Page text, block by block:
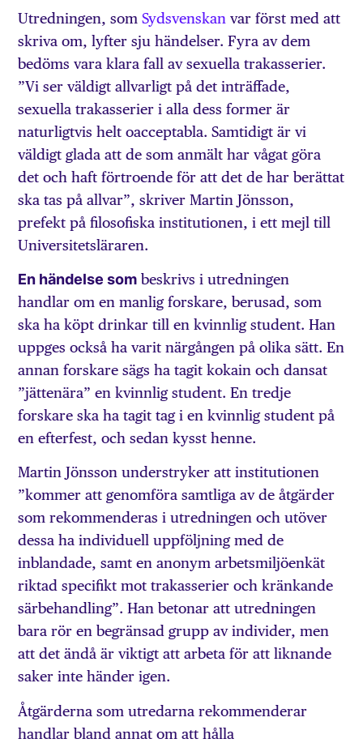
Utredningen, somSydsvenskan var först med att
skriva om, lyfter sju händelser. Fyra av dem
bedöms vara klara fall av sexuella trakasserier.
”Vi ser väldigt allvarligt på det inträffade,
sexuella trakasserier i alla dess former är
naturligtvis helt oacceptabla. Samtidigt är vi
väldigt glada att de som anmält har vågat göra
det och haft förtroende för att det de har berättat
ska tas på allvar”, skriver Martin Jönsson,
prefekt på filosofiska institutionen, i ett mejl till
Universitetsläraren.
En händelse som beskrivs i utredningen
handlar om en manlig forskare, berusad, som
ska ha köpt drinkar till en kvinnlig student. Han
uppges också ha varit närgången på olika sätt. En
annan forskare sägs ha tagit kokain och dansat
”jättenära” en kvinnlig student. En tredje
forskare ska ha tagit tag i en kvinnlig student på
en efterfest, och sedan kysst henne.
Martin Jönsson understryker att institutionen
”kommer att genomföra samtliga av de åtgärder
som rekommenderas i utredningen och utöver
dessa ha individuell uppföljning med de
inblandade, samt en anonym arbetsmiljöenkät
riktad specifikt mot trakasserier och kränkande
särbehandling”. Han betonar att utredningen
bara rör en begränsad grupp av individer, men
att det ändå är viktigt att arbeta för att liknande
saker inte händer igen.
Åtgärderna som utredarna rekommenderar
handlar bland annat om att hålla